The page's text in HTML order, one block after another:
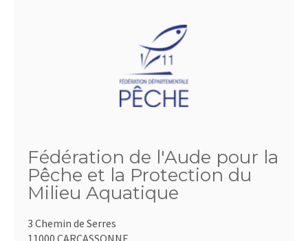
Fédération de l'Aude pour la
Pêche et la Protection du
Milieu Aquatique
3 Chemin de Serres
11000 CARCASSONNE